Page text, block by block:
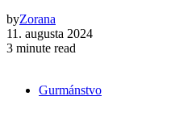
byZorana
11. augusta 2024
3 minute read
Gurmánstvo